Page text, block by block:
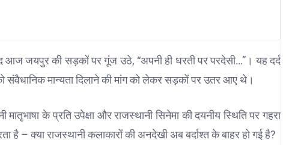
आज जयपुर की सड़कों पर गूंज उठे, “अपनी ही धरती पर परदेसी…”। यह दर्द
संवैधानिक मान्यता दिलाने की मांग को लेकर सड़कों पर उतर आए थे।
के प्रति उपेक्षा और राजस्थानी सिनेमा की दयनीय स्थिति पर गहरा
क्या राजस्थानी कलाकारों की अनदेखी अब बर्दाश्त के बाहर हो गई है?